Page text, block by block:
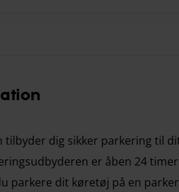
tilbyder dig sikker parkering til
er åben 24
parkere dit køretøj på en